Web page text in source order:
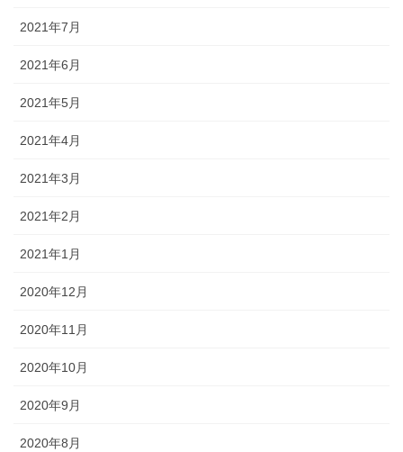
2021年7月
2021年6月
2021年5月
2021年4月
2021年3月
2021年2月
2021年1月
2020年12月
2020年11月
2020年10月
2020年9月
2020年8月